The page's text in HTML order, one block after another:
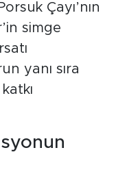
Çayı’nın
simge
yanı sıra